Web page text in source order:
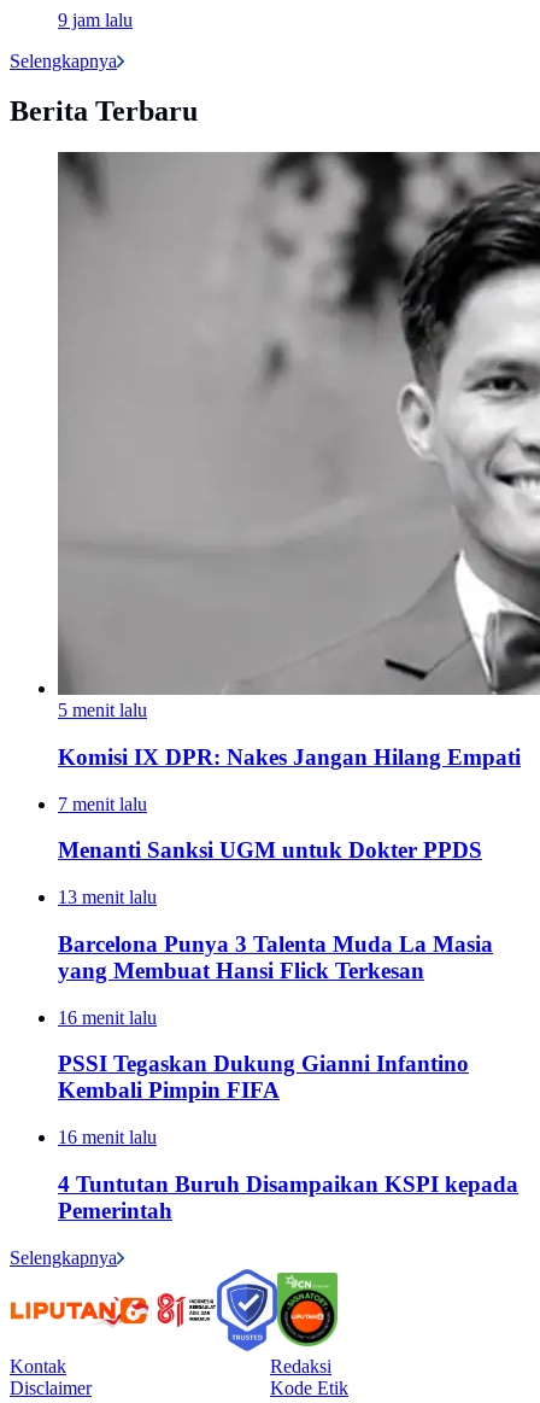
9 jam lalu
Selengkapnya
Berita Terbaru
5 menit lalu
Komisi IX DPR: Nakes Jangan Hilang Empati
7 menit lalu
Menanti Sanksi UGM untuk Dokter PPDS
13 menit lalu
Barcelona Punya 3 Talenta Muda La Masia
yang Membuat Hansi Flick Terkesan
16 menit lalu
PSSI Tegaskan Dukung Gianni Infantino
Kembali Pimpin FIFA
16 menit lalu
4 Tuntutan Buruh Disampaikan KSPI kepada
Pemerintah
Selengkapnya
Kontak
Redaksi
Disclaimer
Kode Etik